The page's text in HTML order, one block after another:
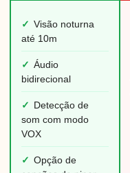
✓ Visão noturna
até 10m
✓ Áudio
bidirecional
✓
Detecção de
som com modo
VOX
✓ Opção de